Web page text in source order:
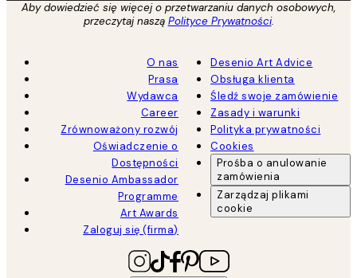
Aby dowiedzieć się więcej o przetwarzaniu danych osobowych,
przeczytaj naszą Polityce Prywatności.
O nas
Prasa
Wydawca
Career
Zrównoważony rozwój
Oświadczenie o
Dostępności
Desenio Ambassador
Programme
Art Awards
Zaloguj się (firma)
Desenio Art Advice
Obsługa klienta
Śledź swoje zamówienie
Zasady i warunki
Polityka prywatności
Cookies
Prośba o anulowanie
zamówienia
Zarządzaj plikami
cookie